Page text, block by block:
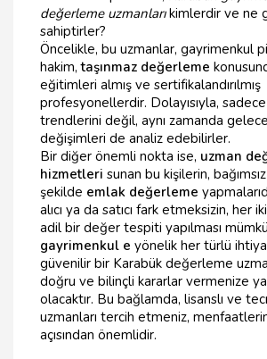
değerleme uzmanlarıkimlerdir ve ne
sahiptirler?
Öncelikle, bu uzmanlar, gayrimenkul
hakim,taşınmaz değerleme
eğitimleri almış ve sertifikalandırılmış
profesyonellerdir. Dolayısıyla,
trendlerini değil, aynı zamanda
değişimleri de analiz edebilirler.
Bir diğer önemli nokta ise, uzman
hizmetleri sunan bu kişilerin,
şekilde emlak değerleme
alıcı ya da satıcı fark etmeksizin, her
adil bir değer tespiti yapılması
gayrimenkul e yönelik her türlü
güvenilir bir Karabük değerleme
doğru ve bilinçli kararlar vermenize
olacaktır. Bu bağlamda, lisanslı ve
uzmanları tercih etmeniz,
açısından önemlidir.